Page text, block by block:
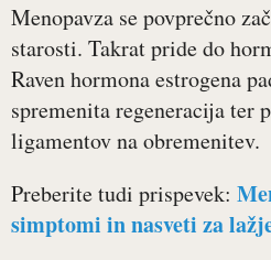
Menopavza se povprečno
starosti. Takrat pride do
Raven hormona estrogena
spremenita regeneracija
ligamentov na obremenitev.
Preberite tudi prispevek:
simptomi in nasveti za